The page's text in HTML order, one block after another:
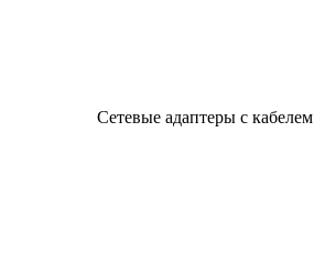
Сетевые адаптеры с кабелем